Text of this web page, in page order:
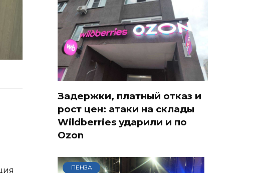
Задержки, платный отказ и
рост цен: атаки на склады
Wildberries ударили и по
Ozon
ПЕНЗА